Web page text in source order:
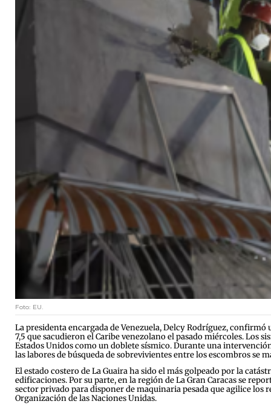
Foto: EU.
La presidenta encargada de Venezuela, Delcy Rodríguez,
7,5 que sacudieron el Caribe venezolano el pasado miércoles. Los
Estados Unidos como un doblete sísmico. Durante una
las labores de búsqueda de sobrevivientes entre los escombros
El estado costero de La Guaira ha sido el más golpeado por la
edificaciones. Por su parte, en la región de La Gran Caracas se
sector privado para disponer de maquinaria pesada que agilice
Organización de las Naciones Unidas.